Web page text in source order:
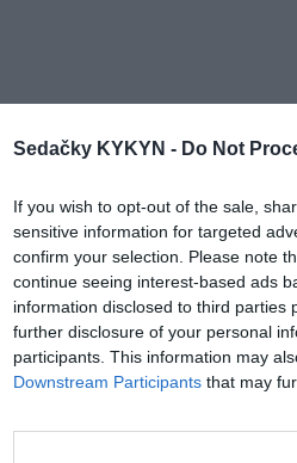
Sedačky KYKYN - Do Not
If you wish to opt-out of the sale,
sensitive information for targeted
confirm your selection. Please note
continue seeing interest-based ads
information disclosed to third parties
further disclosure of your personal
participants. This information may
Downstream Participants that may